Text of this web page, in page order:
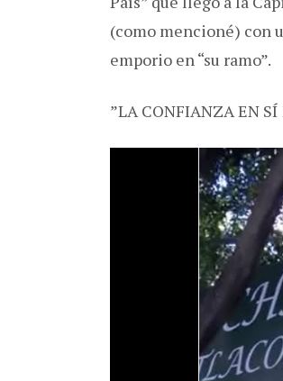
(como mencioné) con
emporio en “su ramo”.
”LA CONFIANZA EN